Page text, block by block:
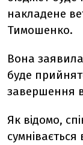
накладене
Тимошенко.
Вона
буде
завершення
Як відомо,